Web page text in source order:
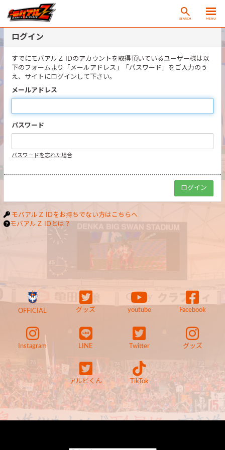
SEARCH MENU
ログイン
すでにモバアルＺ IDのアカウントを取得頂いているユーザー様は以
下のフォームより「メールアドレス」「パスワード」をご入力のう
え、サイトにログインして下さい。
メールアドレス
パスワード
パスワードを忘れた場合
モバアルＺ IDをお持ちでない方はこちらへ
モバアルＺ IDとは？
OFFICIAL グッズ youtube Facebook
Instagram LINE Twitter グッズ
アルビくん TikTok